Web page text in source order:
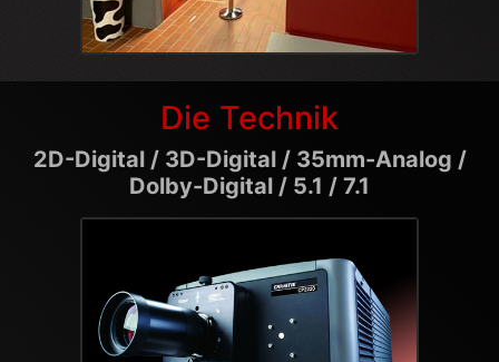
Die Technik
2D-Digital / 3D-Digital / 35mm-Analog /
Dolby-Digital / 5.1 / 7.1